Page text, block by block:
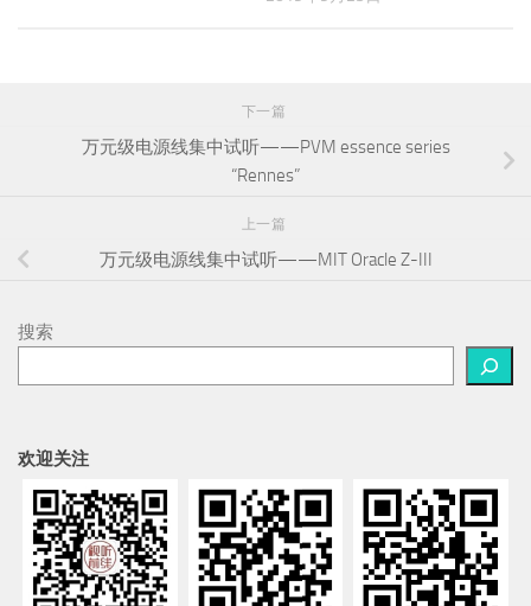
下一篇
万元级电源线集中试听——PVM essence series
“Rennes”
上一篇
万元级电源线集中试听——MIT Oracle Z-III
搜索
欢迎关注